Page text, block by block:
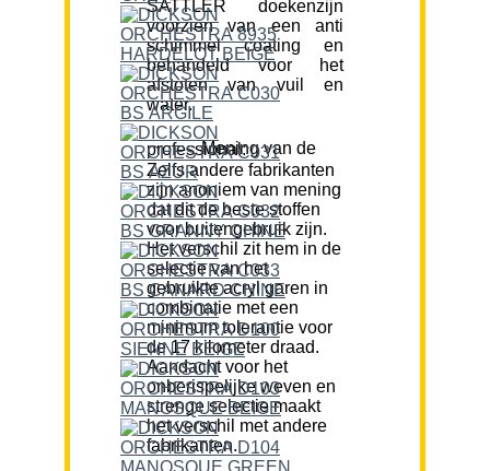
SATTLER doekenzijn
voorzien van een anti
schimmel coating en
behandeld voor het
afstoten van vuil en
water.
Mening van de professional:
Zelfs andere fabrikanten
zijn anoniem van mening
dat dit de beste stoffen
voor buitengebruik zijn.
Het verschil zit hem in de
selectie van het
gebruikte acryl garen in
combinatie met een
minimum tolerantie voor
de 17 kilometer draad.
Aandacht voor het
onberispelijke weven en
strenge selectie maakt
het verschil met andere
fabrikanten.